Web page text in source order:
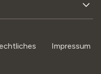
Impressum